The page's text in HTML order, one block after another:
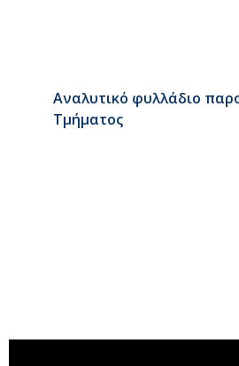
Αναλυτικό φυλλάδιο
Τμήματος